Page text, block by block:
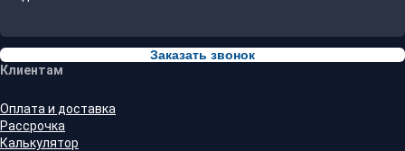
Заказать звонок
Клиентам
Оплата и доставка
Рассрочка
Калькулятор